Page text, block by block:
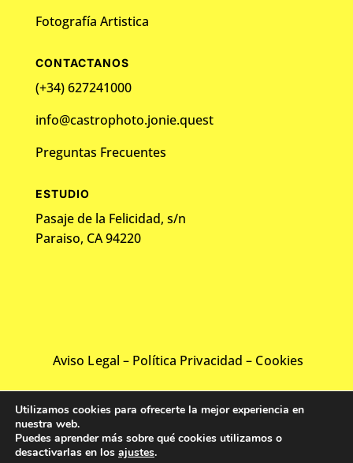
Fotografía Artistica
CONTACTANOS
(+34) 627241000
info@castrophoto.jonie.quest
Preguntas Frecuentes
ESTUDIO
Pasaje de la Felicidad, s/n
Paraiso, CA 94220
Aviso Legal – Política Privacidad – Cookies
©2024 Todos los derechos reservados.
Desarrollado por
Utilizamos cookies para ofrecerte la mejor experiencia en
nuestra web.
Puedes aprender más sobre qué cookies utilizamos o
desactivarlas en los ajustes.